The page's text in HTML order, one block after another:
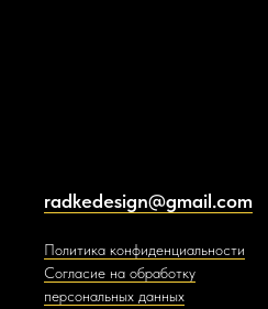
radkedesign@gmail.com
Политика конфиденциальности
Согласие на обработку
персональных данных